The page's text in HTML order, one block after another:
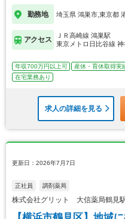
勤務地 埼玉県 鴻巣市,東京都
アクセス
ＪＲ高崎線 鴻巣駅
東京メトロ日比谷線
年収700万円以上可 産休・育休取得実
在宅業務あり
求人の詳細を見る
更新日：2026年7月7日
正社員 調剤薬局
株式会社グリット 大信薬局鶴見